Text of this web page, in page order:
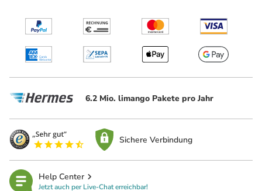
6.2 Mio. limango Pakete pro Jahr
Sichere Verbindung
Help Center
Jetzt auch per Live-Chat erreichbar!